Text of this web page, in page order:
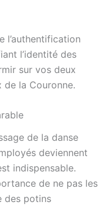
l’authentification
l’identité des
sur vos deux
la Couronne.
de la danse
deviennent
indispensable.
de ne pas les
des potins